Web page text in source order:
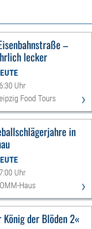
–
lecker
Uhr
Food Tours
›
in
Uhr
Haus
›
König der Blöden 2«